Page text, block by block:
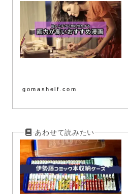
gomashelf.com